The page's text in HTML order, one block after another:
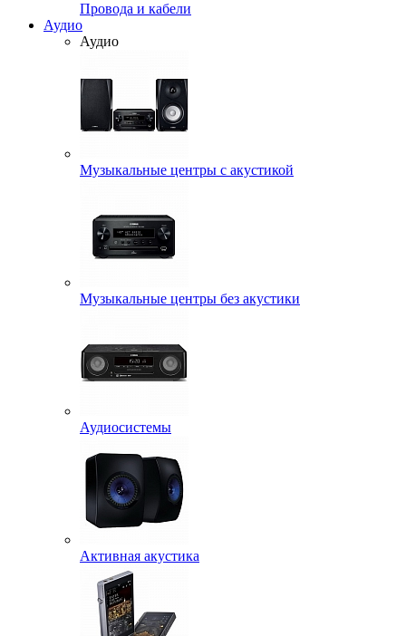
Провода и кабели
Аудио
Аудио
Музыкальные центры с акустикой
Музыкальные центры без акустики
Аудиосистемы
Активная акустика